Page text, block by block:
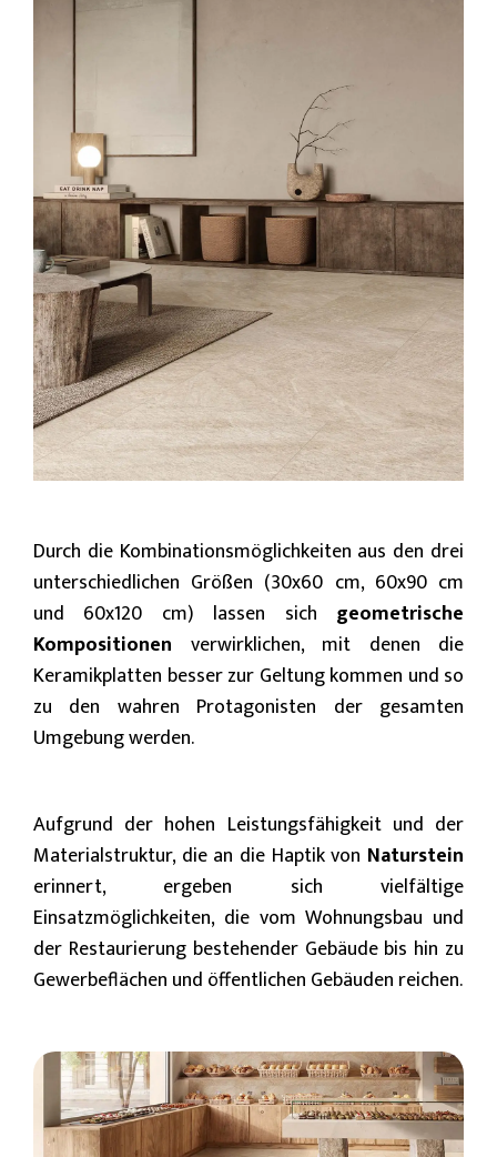
Durch die Kombinationsmöglichkeiten aus den drei
unterschiedlichen Größen (30x60 cm, 60x90 cm
und 60x120 cm) lassen sich geometrische
Kompositionen verwirklichen, mit denen die
Keramikplatten besser zur Geltung kommen und so
zu den wahren Protagonisten der gesamten
Umgebung werden.
Aufgrund der hohen Leistungsfähigkeit und der
Materialstruktur, die an die Haptik von Naturstein
erinnert, ergeben sich vielfältige
Einsatzmöglichkeiten, die vom Wohnungsbau und
der Restaurierung bestehender Gebäude bis hin zu
Gewerbeflächen und öffentlichen Gebäuden reichen.